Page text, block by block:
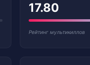
17.80
Рейтинг мультикиллов